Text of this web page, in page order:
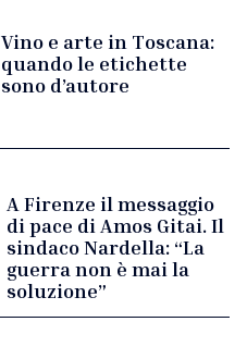
Vino e arte in Toscana:
quando le etichette
sono d’autore
A Firenze il messaggio
di pace di Amos Gitai. Il
sindaco Nardella: “La
guerra non è mai la
soluzione”